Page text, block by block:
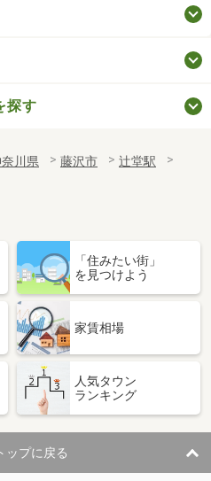
探す
川県 藤沢市
辻堂駅
「住みたい街」
を見つけよう
家賃相場
人気タウン
ランキング
ップに戻る